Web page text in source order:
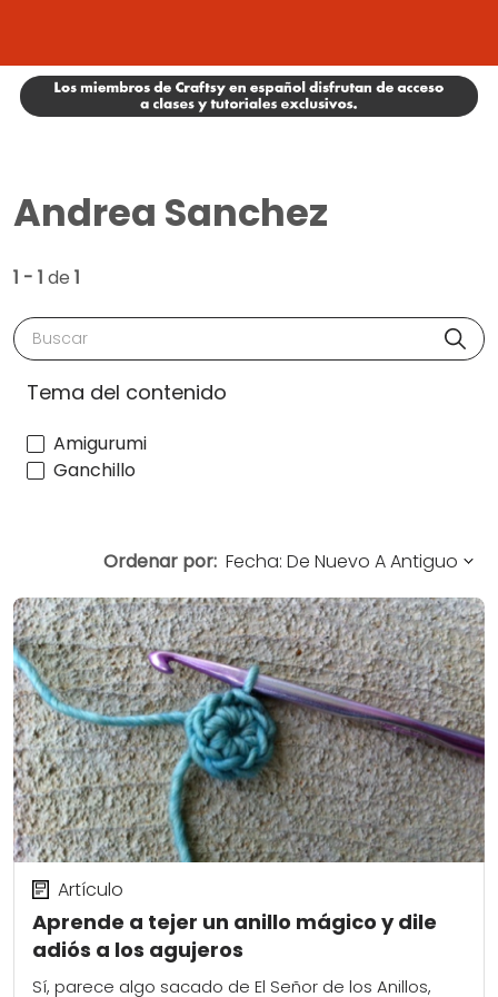
Andrea Sanchez
1 - 1 de 1
Buscar
Tema del contenido
Amigurumi
Ganchillo
Ordenar por:
Aprende a tejer un anillo mágico y dile
adiós a los agujeros
Artículo
Sí, parece algo sacado de El Señor de los Anillos,